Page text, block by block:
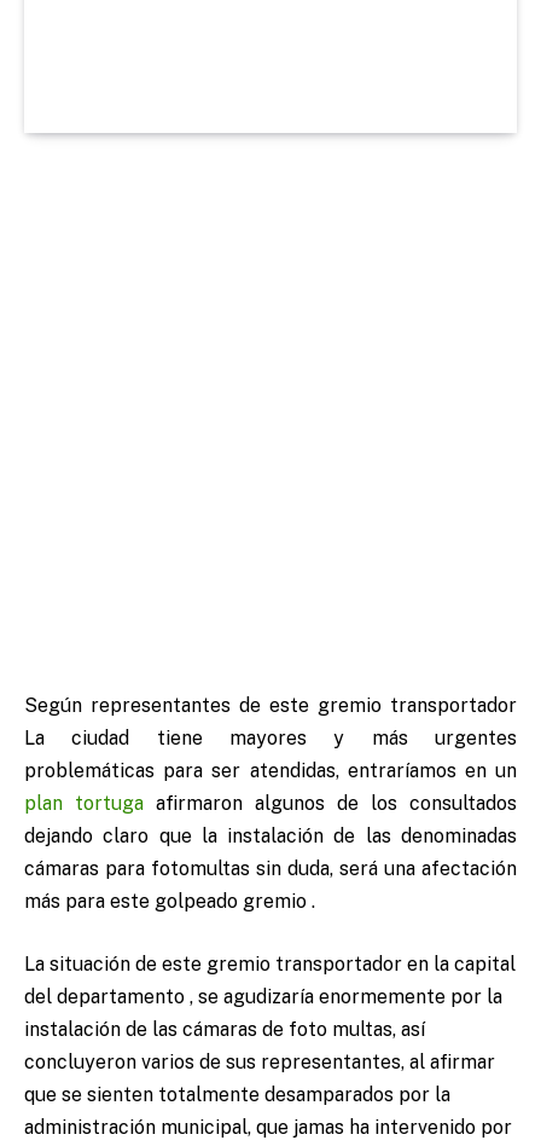
Según representantes de este gremio transportador
La ciudad tiene mayores y más urgentes
problemáticas para ser atendidas, entraríamos en un
plan tortuga afirmaron algunos de los consultados
dejando claro que la instalación de las denominadas
cámaras para fotomultas sin duda, será una afectación
más para este golpeado gremio .
La situación de este gremio transportador en la capital
del departamento , se agudizaría enormemente por la
instalación de las cámaras de foto multas, así
concluyeron varios de sus representantes, al afirmar
que se sienten totalmente desamparados por la
administración municipal, que jamas ha intervenido por